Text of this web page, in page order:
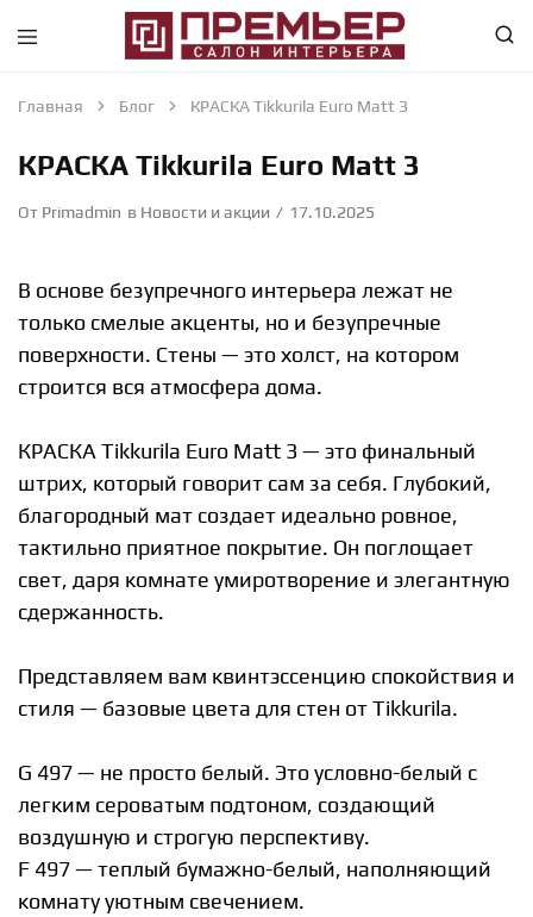
Премьер
Салон
Абакан
Крупнейший
Абакане
интерьерного
направления
Главная Блог КРАСКА Tikkurila Euro Matt 3
КРАСКА Tikkurila Euro Matt 3
От Primadmin в Новости и акции 17.10.2025
В основе безупречного интерьера лежат не
только смелые акценты, но и безупречные
поверхности. Стены — это холст, на котором
строится вся атмосфера дома.
КРАСКА Tikkurila Euro Matt 3 — это финальный
штрих, который говорит сам за себя. Глубокий,
благородный мат создает идеально ровное,
тактильно приятное покрытие. Он поглощает
свет, даря комнате умиротворение и элегантную
сдержанность.
Представляем вам квинтэссенцию спокойствия и
стиля — базовые цвета для стен от Tikkurila.
️G 497 — не просто белый. Это условно-белый с
легким сероватым подтоном, создающий
воздушную и строгую перспективу.
F 497 — теплый бумажно-белый, наполняющий
комнату уютным свечением.